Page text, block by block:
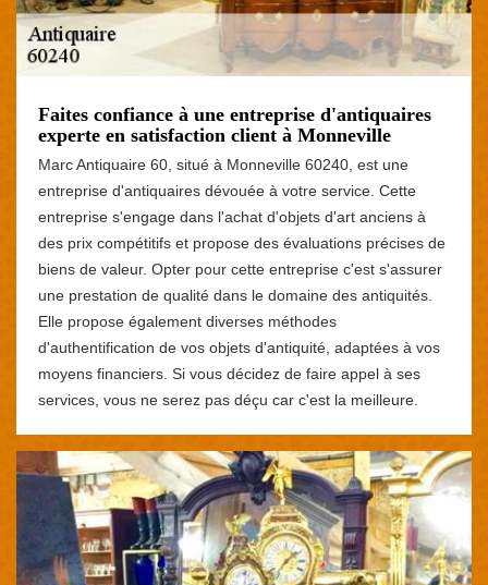
Faites confiance à une entreprise d'antiquaires
experte en satisfaction client à Monneville
Marc Antiquaire 60, situé à Monneville 60240, est une
entreprise d'antiquaires dévouée à votre service. Cette
entreprise s'engage dans l'achat d'objets d'art anciens à
des prix compétitifs et propose des évaluations précises de
biens de valeur. Opter pour cette entreprise c'est s'assurer
une prestation de qualité dans le domaine des antiquités.
Elle propose également diverses méthodes
d'authentification de vos objets d'antiquité, adaptées à vos
moyens financiers. Si vous décidez de faire appel à ses
services, vous ne serez pas déçu car c'est la meilleure.